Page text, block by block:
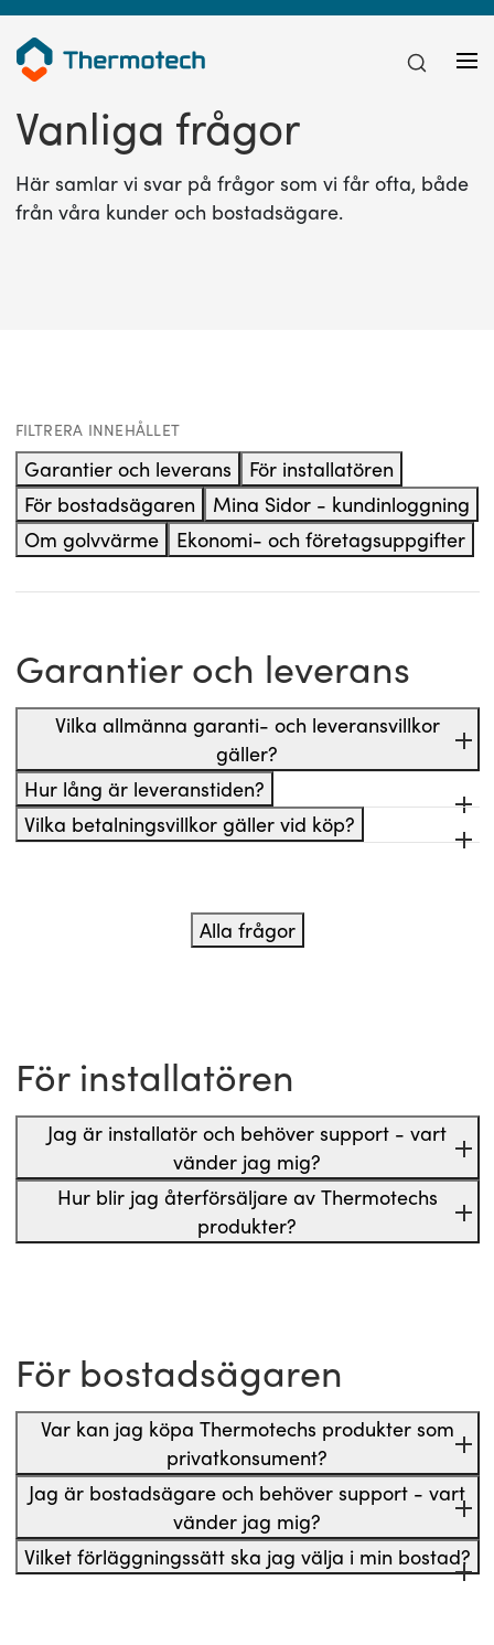
Vanliga frågor
Här samlar vi svar på frågor som vi får ofta, både
från våra kunder och bostadsägare.
FILTRERA INNEHÅLLET
Garantier och leverans
För installatören
För bostadsägaren
Mina Sidor - kundinloggning
Om golvvärme
Ekonomi- och företagsuppgifter
Garantier och leverans
Vilka allmänna garanti- och leveransvillkor
gäller?
Hur lång är leveranstiden?
Vilka betalningsvillkor gäller vid köp?
Alla frågor
För installatören
Jag är installatör och behöver support - vart
vänder jag mig?
Hur blir jag återförsäljare av Thermotechs
produkter?
För bostadsägaren
Var kan jag köpa Thermotechs produkter som
privatkonsument?
Jag är bostadsägare och behöver support - vart
vänder jag mig?
Vilket förläggningssätt ska jag välja i min bostad?